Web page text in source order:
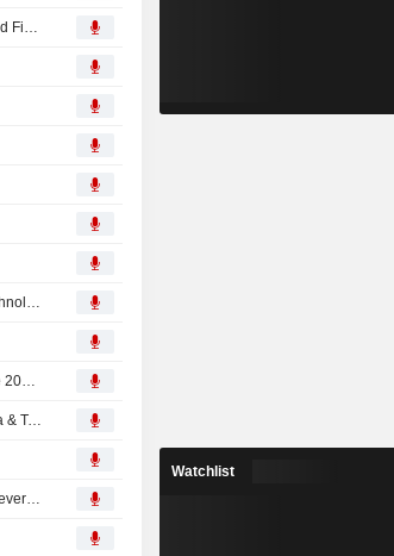
Resideo Technologies, Inc. Presents at J.P. Morgan 2026 Global Leveraged Finance Conference, Mar-02-2026 01:30 PM
Resideo Technologies, Inc. Presents at 53rd Annual JPMorgan Global Technology, Media and Communications Conference, May-14-2025 03:40 PM
Resideo Technologies, Inc. Presents at J.P. Morgan Industrials Conference 2025, Mar-13-2025 07:30 AM
Resideo Technologies, Inc. Presents at Morgan Stanley Technology, Media & Telecom Conference, Mar-04-2025 01:05 PM
Resideo Technologies, Inc. Presents at Bank of America Securities 2024 Leveraged Finance Conference, Dec-04-2024 10:50 AM
Watchlist